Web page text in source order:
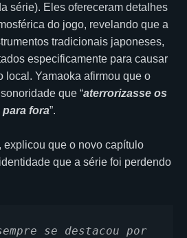
série). Eles ofereceram detalhes
do jogo, revelando que a
tradicionais japoneses,
especificamente para causar
local. Yamaoka afirmou que o
que “aterrorizasse os
fora”.
explicou que o novo capítulo
que a série foi perdendo
se destacou por